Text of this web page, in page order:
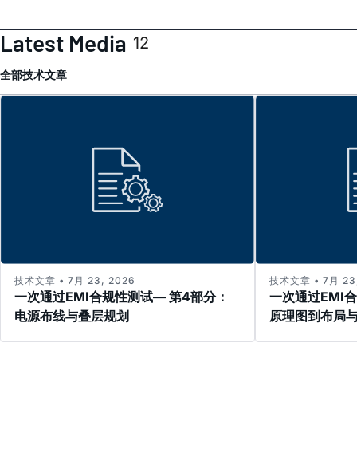
Latest Media 12
全部技术文章
一次通过EMI合规性测试— 第4部分：
电源布线与叠层规划
技术文章 • 7月 23, 2026
一次通过EMI
原理图到布局
技术文章 • 7月